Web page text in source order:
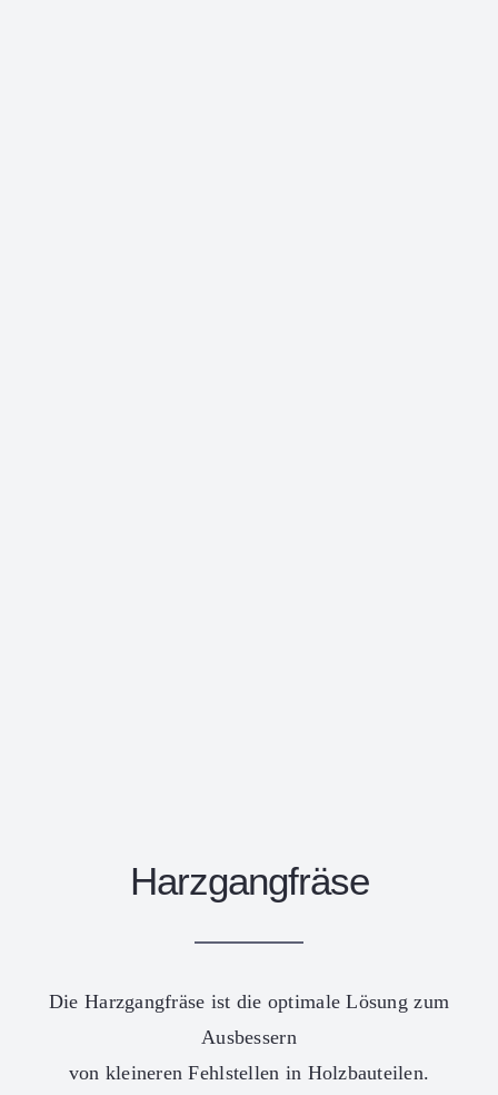
Harzgangfräse
Die Harzgangfräse ist die optimale Lösung zum
Ausbessern
von kleineren Fehlstellen in Holzbauteilen.